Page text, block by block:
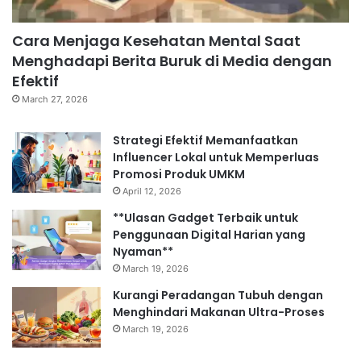
Cara Menjaga Kesehatan Mental Saat
Menghadapi Berita Buruk di Media dengan
Efektif
March 27, 2026
Strategi Efektif Memanfaatkan
Influencer Lokal untuk Memperluas
Promosi Produk UMKM
April 12, 2026
**Ulasan Gadget Terbaik untuk
Penggunaan Digital Harian yang
Nyaman**
March 19, 2026
Kurangi Peradangan Tubuh dengan
Menghindari Makanan Ultra-Proses
March 19, 2026